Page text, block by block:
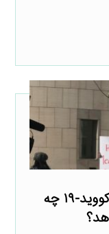
«دولت محدود» برای غلبه بر کووید-۱۹ چه